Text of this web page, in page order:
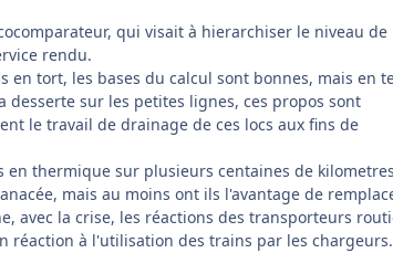
qui visait à hierarchiser le niveau de
rendu.
en tort, les bases du calcul sont bonnes, mais en
sur les petites lignes, ces propos sont
le travail de drainage de ces locs aux fins de
en thermique sur plusieurs centaines de
mais au moins ont ils l'avantage de
avec la crise, les réactions des transporteurs
réaction à l'utilisation des trains par les